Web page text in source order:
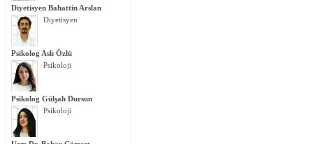
Diyetisyen Bahattin Arslan
Diyetisyen
Psikolog Aslı Özlü
Psikoloji
Psikolog Gülşah Dursun
Psikoloji